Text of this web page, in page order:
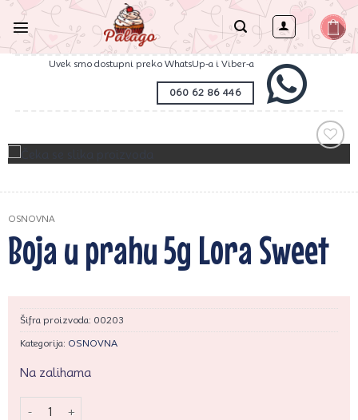
Preskoči
sadržaj
Uvek smo dostupni preko WhatsUp-a i Viber-a
060 62 86 446
Zaprati
OSNOVNA
Boja u prahu 5g Lora Sweet
Šifra proizvoda: 00203
Kategorija: OSNOVNA
Na zalihama